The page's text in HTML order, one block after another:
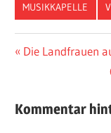
MUSIKKAPELLE
Vorheriger
Die Landfrauen
Kommentar